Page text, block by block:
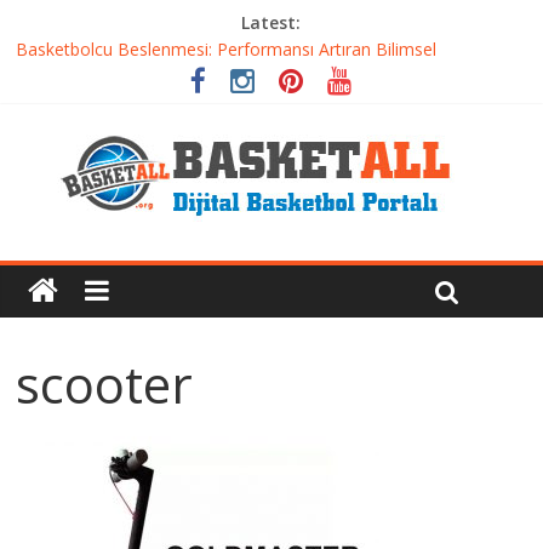
Latest:
Basketbolcu Beslenmesi: Performansı Artıran Bilimsel
Basketbolda Şut Antrenmanı ve Grafik Oluşturma
Dünyanın En İyi Basketbol Takımı: Gerçek Şampiyon Kim?
Etkili Basketbol Antrenmanı Nasıl Olmalı
scooter